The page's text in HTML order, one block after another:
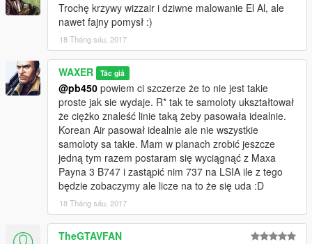
Trochę krzywy wizzair i dziwne malowanie El Al, ale
nawet fajny pomysł :)
18 Tháng sáu, 2017
WAXER Tác giả
@pb450 powiem ci szczerze że to nie jest takie
proste jak sie wydaje. R* tak te samoloty ukształtował
że ciężko znaleść linie taką żeby pasowała idealnie.
Korean Air pasował idealnie ale nie wszystkie
samoloty sa takie. Mam w planach zrobić jeszcze
jedną tym razem postaram się wyciągnąć z Maxa
Payna 3 B747 i zastąpić nim 737 na LSIA ile z tego
będzie zobaczymy ale licze na to że się uda :D
18 Tháng sáu, 2017
TheGTAVFAN